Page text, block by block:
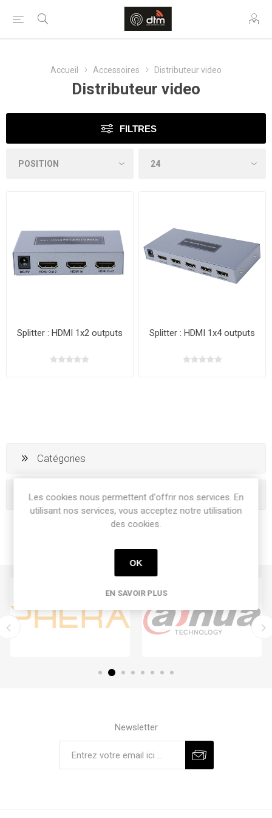
Accueil Accessoires Distributeur video
Distributeur video
FILTRES
Splitter : HDMI 1x2 outputs Splitter : HDMI 1x4 outputs
Catégories
Tags fréquents
Newsletter
Les cookies nous permettent d'offrir nos services. En
utilisant nos services, vous acceptez notre utilisation
des cookies.
OK
EN SAVOIR PLUS